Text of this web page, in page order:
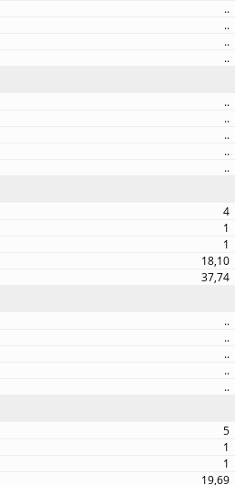
..
..
..
..
..
..
..
..
..
4
1
1
18,10
37,74
..
..
..
..
..
5
1
1
19,69